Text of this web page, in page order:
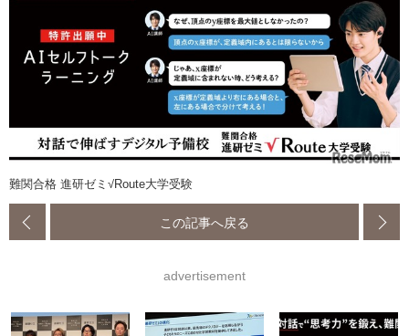
難関合格 進研ゼミ√Route大学受験
この記事へ戻る
advertisement